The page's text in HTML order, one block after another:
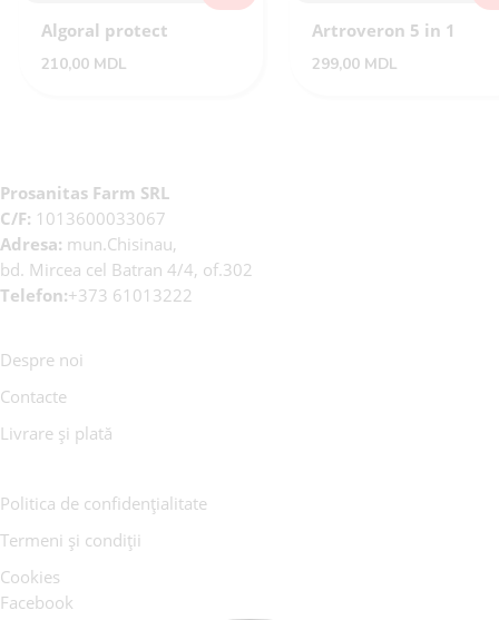
Algoral protect
210,00 MDL
Artroveron 5 in 1
299,00 MDL
Prosanitas Farm SRL
C/F: 1013600033067
Adresa: mun.Chisinau,
bd. Mircea cel Batran 4/4, of.302
Telefon:+373 61013222
Despre noi
Contacte
Livrare și plată
Politica de confidențialitate
Termeni și condiții
Cookies
Facebook